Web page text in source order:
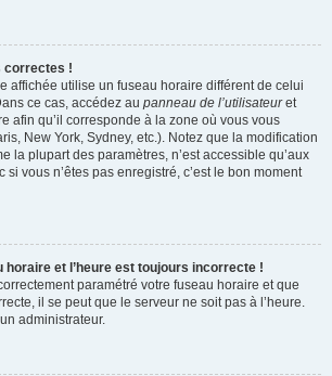
correctes !
affichée utilise un fuseau horaire différent de celui
ce cas, accédez au panneau de l’utilisateuret
afin qu’il corresponde à la zone où vous vous
New York, Sydney, etc.). Notez que la modification
la plupart des paramètres, n’est accessible qu’aux
si vous n’êtes pas enregistré, c’est le bon moment
horaire et l’heure est toujours incorrecte !
paramétré votre fuseau horaire et que
il se peut que le serveur ne soit pas à l’heure.
administrateur.